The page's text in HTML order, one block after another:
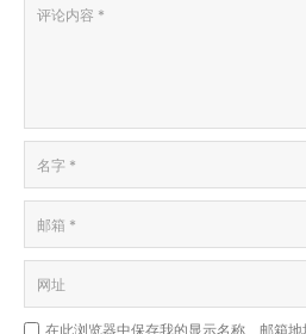
在此浏览器中保存我的显示名称、邮箱